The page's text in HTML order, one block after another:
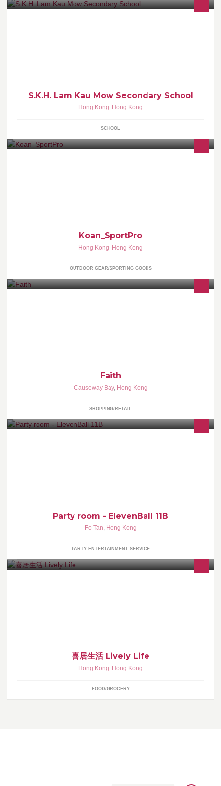
S.K.H. Lam Kau Mow Secondary School
Hong Kong, Hong Kong
SCHOOL
Koan_SportPro
Hong Kong, Hong Kong
OUTDOOR GEAR/SPORTING GOODS
Faith
Causeway Bay, Hong Kong
SHOPPING/RETAIL
Party room - ElevenBall 11B
Fo Tan, Hong Kong
PARTY ENTERTAINMENT SERVICE
喜居生活 Lively Life
Hong Kong, Hong Kong
FOOD/GROCERY